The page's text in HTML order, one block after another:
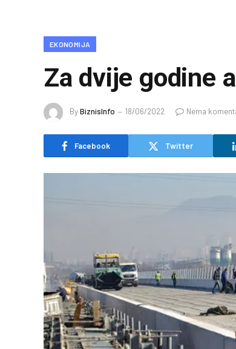
EKONOMIJA
Za dvije godine
ByBiznisInfo 18/06/2022 Nema
Facebook Twitter